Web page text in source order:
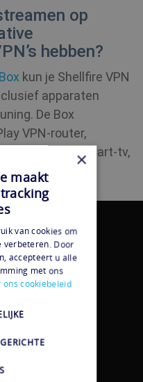
op
hebben?
kun je Shellfire VPN
apparaten
De Box
VPN-router,
kijken op je smart-tv,
×
maakt
van cookies om
verbeteren. Door
accepteert u alle
met ons
ons cookiebeleid
GERICHTE